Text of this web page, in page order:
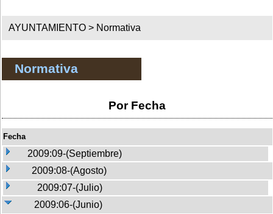
AYUNTAMIENTO > Normativa
Normativa
Por Fecha
Fecha
2009:09-(Septiembre)
2009:08-(Agosto)
2009:07-(Julio)
2009:06-(Junio)